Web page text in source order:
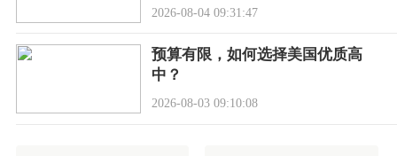
2026-08-04 09:31:47
预算有限，如何选择美国优质高
中？
2026-08-03 09:10:08